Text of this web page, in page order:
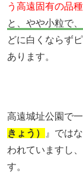
う高遠固有の品種
と、やや小粒で
どに白くならず
あります。
高遠城址公園で
きょう）
』では
われていますし
す。